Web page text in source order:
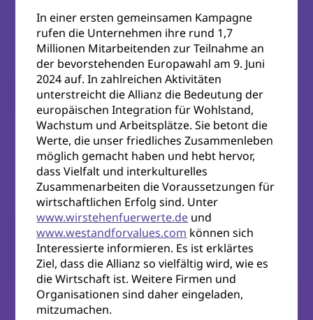
In einer ersten gemeinsamen Kampagne
rufen die Unternehmen ihre rund 1,7
Millionen Mitarbeitenden zur Teilnahme an
der bevorstehenden Europawahl am 9. Juni
2024 auf. In zahlreichen Aktivitäten
unterstreicht die Allianz die Bedeutung der
europäischen Integration für Wohlstand,
Wachstum und Arbeitsplätze. Sie betont die
Werte, die unser friedliches Zusammenleben
möglich gemacht haben und hebt hervor,
dass Vielfalt und interkulturelles
Zusammenarbeiten die Voraussetzungen für
wirtschaftlichen Erfolg sind. Unter
www.wirstehenfuerwerte.de und
www.westandforvalues.com können sich
Interessierte informieren. Es ist erklärtes
Ziel, dass die Allianz so vielfältig wird, wie es
die Wirtschaft ist. Weitere Firmen und
Organisationen sind daher eingeladen,
mitzumachen.